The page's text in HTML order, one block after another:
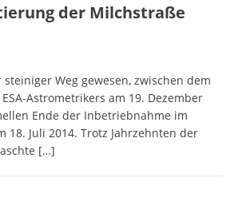
der Milchstraße
Weg gewesen, zwischen dem
Astrometrikers am 19. Dezember
Ende der Inbetriebnahme im
18. Juli 2014. Trotz Jahrzehnten der
[…]